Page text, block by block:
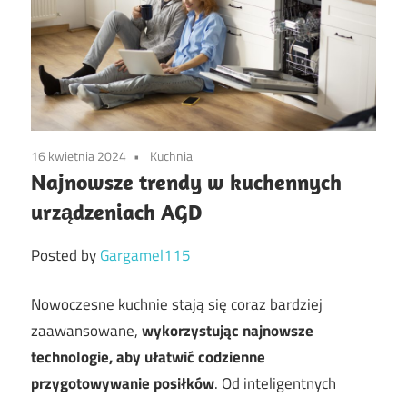
16 kwietnia 2024 Kuchnia
Najnowsze trendy w kuchennych
urządzeniach AGD
Posted byGargamel115
Nowoczesne kuchnie stają się coraz bardziej
zaawansowane,wykorzystując najnowsze
technologie, aby ułatwić codzienne
przygotowywanie posiłków. Od inteligentnych